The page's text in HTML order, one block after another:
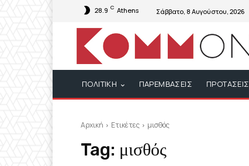
28.9 C Athens Σάββατο, 8 Αυγούστου, 2026
ΠΟΛΙΤΙΚΗ ΠΑΡΕΜΒΑΣΕΙΣ ΠΡΟΤΑΣΕΙΣ
Αρχική Ετικέτες μισθός
Tag: μισθός